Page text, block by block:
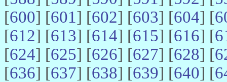
[600] [601] [602] [603] [604] [
[612] [613] [614] [615] [616] [
[624] [625] [626] [627] [628] [
[636] [637] [638] [639] [640] [